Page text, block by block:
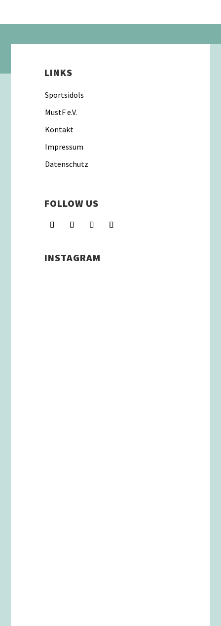
LINKS
Sportsidols
MustF e.V.
Kontakt
Impressum
Datenschutz
FOLLOW US
INSTAGRAM